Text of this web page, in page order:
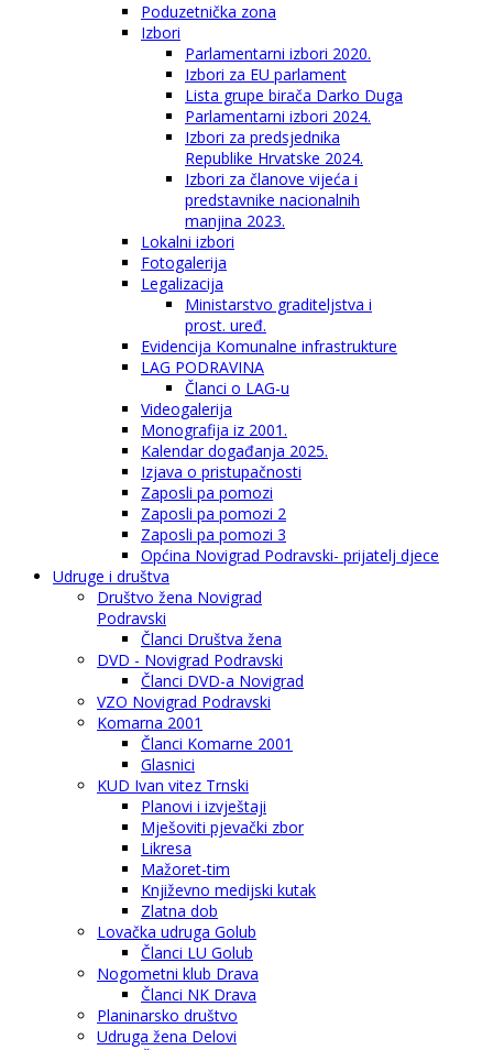
Poduzetnička zona
Izbori
Parlamentarni izbori 2020.
Izbori za EU parlament
Lista grupe birača Darko Duga
Parlamentarni izbori 2024.
Izbori za predsjednika
Republike Hrvatske 2024.
Izbori za članove vijeća i
predstavnike nacionalnih
manjina 2023.
Lokalni izbori
Fotogalerija
Legalizacija
Ministarstvo graditeljstva i
prost. uređ.
Evidencija Komunalne infrastrukture
LAG PODRAVINA
Članci o LAG-u
Videogalerija
Monografija iz 2001.
Kalendar događanja 2025.
Izjava o pristupačnosti
Zaposli pa pomozi
Zaposli pa pomozi 2
Zaposli pa pomozi 3
Općina Novigrad Podravski- prijatelj djece
Udruge i društva
Društvo žena Novigrad
Podravski
Članci Društva žena
DVD - Novigrad Podravski
Članci DVD-a Novigrad
VZO Novigrad Podravski
Komarna 2001
Članci Komarne 2001
Glasnici
KUD Ivan vitez Trnski
Planovi i izvještaji
Mješoviti pjevački zbor
Likresa
Mažoret-tim
Književno medijski kutak
Zlatna dob
Lovačka udruga Golub
Članci LU Golub
Nogometni klub Drava
Članci NK Drava
Planinarsko društvo
Udruga žena Delovi